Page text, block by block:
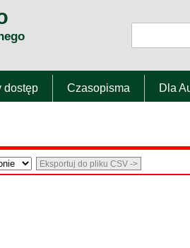
dostęp Czasopisma Dla
Eksportuj do pliku CSV ->